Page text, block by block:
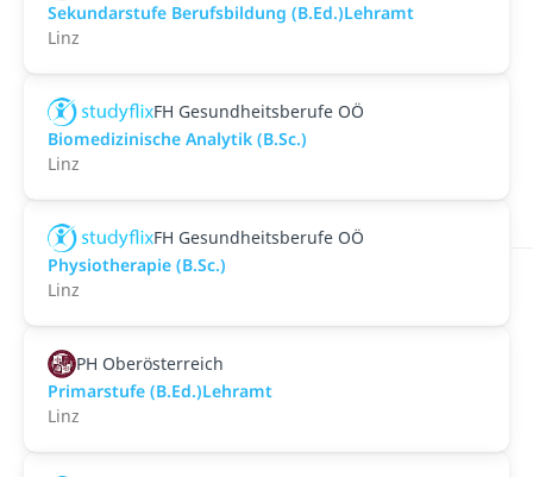
Sekundarstufe Berufsbildung (B.Ed.)Lehramt
Linz
FH Gesundheitsberufe OÖ
Biomedizinische Analytik (B.Sc.)
Linz
FH Gesundheitsberufe OÖ
Physiotherapie (B.Sc.)
Linz
PH Oberösterreich
Primarstufe (B.Ed.)Lehramt
Linz